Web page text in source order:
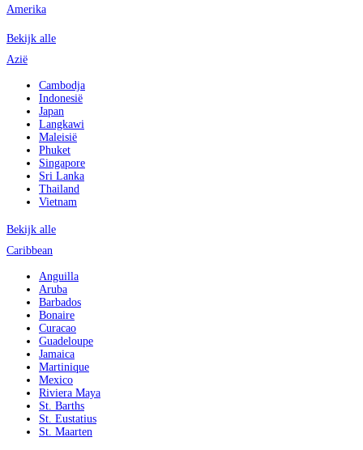
Amerika
Bekijk alle
Azië
Cambodja
Indonesië
Japan
Langkawi
Maleisië
Phuket
Singapore
Sri Lanka
Thailand
Vietnam
Bekijk alle
Caribbean
Anguilla
Aruba
Barbados
Bonaire
Curacao
Guadeloupe
Jamaica
Martinique
Mexico
Riviera Maya
St. Barths
St. Eustatius
St. Maarten